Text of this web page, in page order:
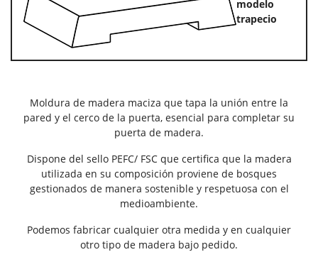
modelo
trapecio
Moldura de madera maciza que tapa la unión entre la
pared y el cerco de la puerta, esencial para completar su
puerta de madera.
Dispone del sello PEFC/ FSC que certifica que la madera
utilizada en su composición proviene de bosques
gestionados de manera sostenible y respetuosa con el
medioambiente.
Podemos fabricar cualquier otra medida y en cualquier
otro tipo de madera bajo pedido.